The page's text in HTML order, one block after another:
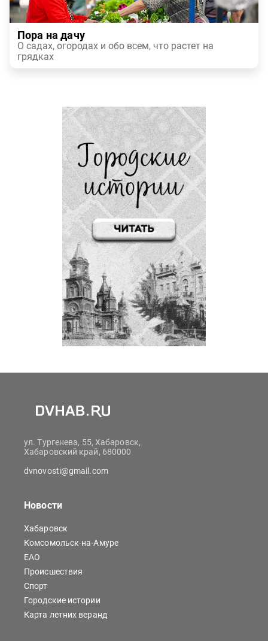
Пора на дачу
О садах, огородах и обо всем, что растет на
грядках
ул. Тургенева, 55, Хабаровск,
Хабаровский край, 680000
dvnovosti@gmail.com
Новости
Хабаровск
Комсомольск-на-Амуре
ЕАО
Происшествия
Спорт
Городские истории
Карта летних веранд